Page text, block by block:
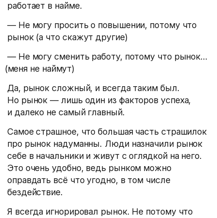
работает в найме.
— Не могу просить о повышении, потому что
рынок (а что скажут другие)
— Не могу сменить работу, потому что рынок…
(меня не наймут)
Да, рынок сложный, и всегда таким был.
Но рынок — лишь один из факторов успеха,
и далеко не самый главный.
Самое страшное, что большая часть страшилок
про рынок надуманны. Люди назначили рынок
себе в начальники и живут с оглядкой на него.
Это очень удобно, ведь рынком можно
оправдать всё что угодно, в том числе
бездействие.
Я всегда игнорировал рынок. Не потому что